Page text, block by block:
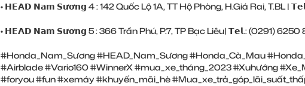
• 𝗛𝗘𝗔𝗗 𝗡𝗮𝗺 𝗦𝘂̛𝗼̛𝗻𝗴 4 : 142 Quốc Lộ 1A, TT Hộ Phòng, H.Giá Rai, T.BL |
• 𝗛𝗘𝗔𝗗 𝗡𝗮𝗺 𝗦𝘂̛𝗼̛𝗻𝗴 5 : 366 Trần Phú, P.7, TP Bạc Liêu| 𝗧𝗲𝗹.: (0291) ‎6250
#Honda_Nam_Sương#HEAD_Nam_Sương#Honda_Cà_Mau
#Airblade#Vario160#WinnerX#mua_xe_tháng_2023#Xuhướng
#foryou#fun#xemáy#khuyến_mãi_hè